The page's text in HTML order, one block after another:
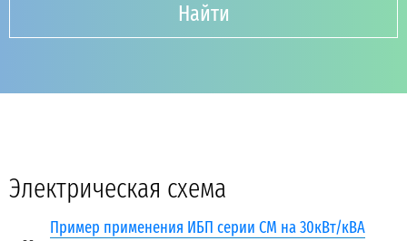
Найти
Электрическая схема
Пример применения ИБП серии СМ на 30кВт/кВА